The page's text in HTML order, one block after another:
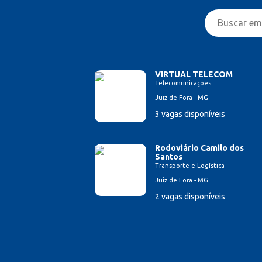
VIRTUAL TELECOM
Telecomunicações
Juiz de Fora - MG
3 vagas disponíveis
Rodoviário Camilo dos
Santos
Transporte e Logística
Juiz de Fora - MG
2 vagas disponíveis